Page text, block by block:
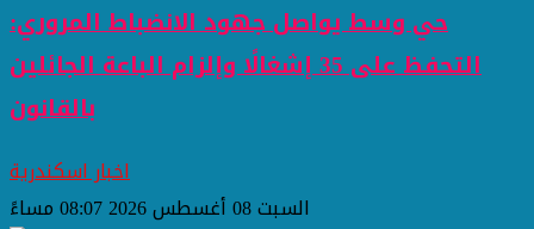
حي وسط يواصل جهود الانضباط المروري:
التحفظ على 35 إشغالًا وإلزام الباعة الجائلين
بالقانون
اخبار اسكندرية
السبت 08 أغسطس 2026 08:07 مساءً